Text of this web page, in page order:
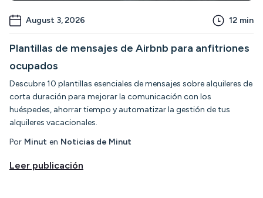
August 3, 2026 12 min
Plantillas de mensajes de Airbnb para anfitriones
ocupados
Descubre 10 plantillas esenciales de mensajes sobre alquileres de
corta duración para mejorar la comunicación con los
huéspedes, ahorrar tiempo y automatizar la gestión de tus
alquileres vacacionales.
Por Minut en Noticias de Minut
Leer publicación